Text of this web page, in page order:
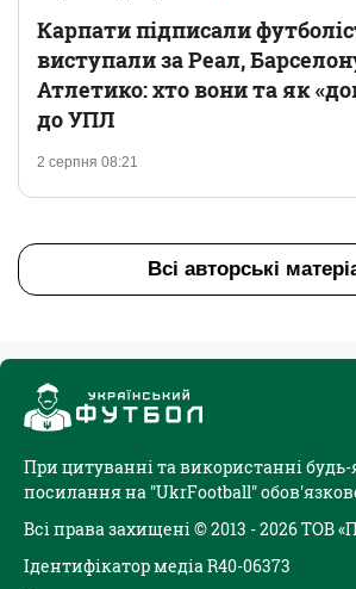
2 серпня 08:21
Карпати підписали
виступали за Реал,
Атлетико: хто вони та як
до УПЛ
Всі авторські
При цитуванні та використанні будь-
посилання на "UkrFootball"
Всі права захищені © 2013 - 2026 ТОВ
Ідентифікатор медіа R40-06373